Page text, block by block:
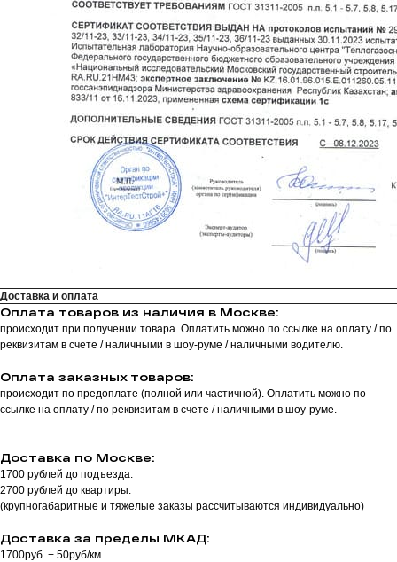
Доставка и оплата
Оплата товаров из наличия в Москве:
происходит при получении товара. Оплатить можно по ссылке на оплату / по
реквизитам в счете / наличными в шоу-руме / наличными водителю.
Оплата заказных товаров:
происходит по предоплате (полной или частичной). Оплатить можно по
ссылке на оплату / по реквизитам в счете / наличными в шоу-руме.
Доставка по Москве:
1700 рублей до подъезда.
2700 рублей до квартиры.
(крупногабаритные и тяжелые заказы рассчитываются индивидуально)
Доставка за пределы МКАД:
1700руб. + 50руб/км